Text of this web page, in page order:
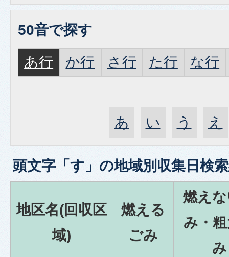
50音で探す
あ行 か行 さ行 た行 な行
あ い う え
頭文字「 す 」の地域別収集日検索
地区名(回収区
域)
燃える
ごみ
燃え
み・
み